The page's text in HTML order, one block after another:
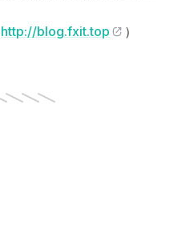
http://blog.fxit.top ）